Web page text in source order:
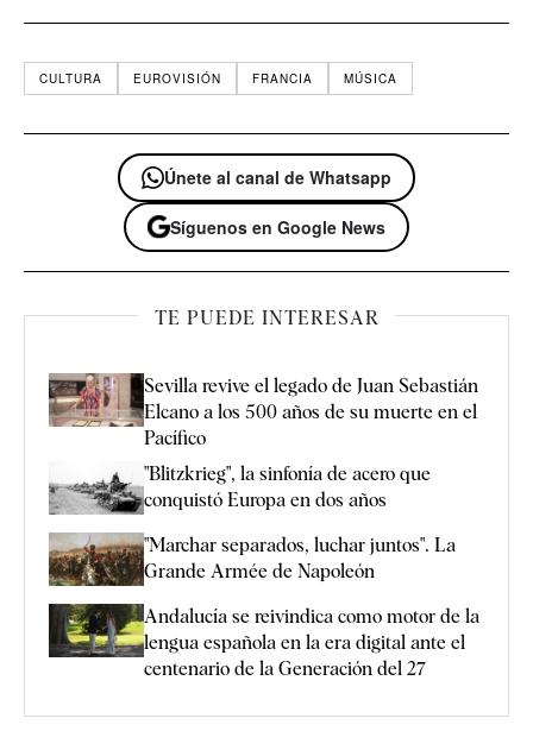
CULTURA EUROVISIÓN FRANCIA MÚSICA
Únete al canal de Whatsapp
Síguenos en Google News
TE PUEDE INTERESAR
Sevilla revive el legado de Juan Sebastián
Elcano a los 500 años de su muerte en el
Pacífico
"Blitzkrieg", la sinfonía de acero que
conquistó Europa en dos años
"Marchar separados, luchar juntos". La
Grande Armée de Napoleón
Andalucía se reivindica como motor de la
lengua española en la era digital ante el
centenario de la Generación del 27